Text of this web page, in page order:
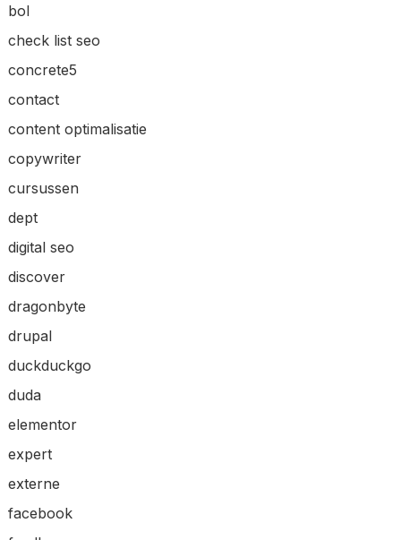
bol
check list seo
concrete5
contact
content optimalisatie
copywriter
cursussen
dept
digital seo
discover
dragonbyte
drupal
duckduckgo
duda
elementor
expert
externe
facebook